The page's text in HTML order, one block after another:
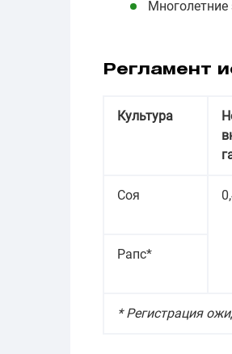
Регламент
Культура
Соя
Рапс*
* Регистрация